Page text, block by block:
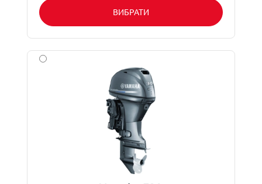
ВИБРАТИ